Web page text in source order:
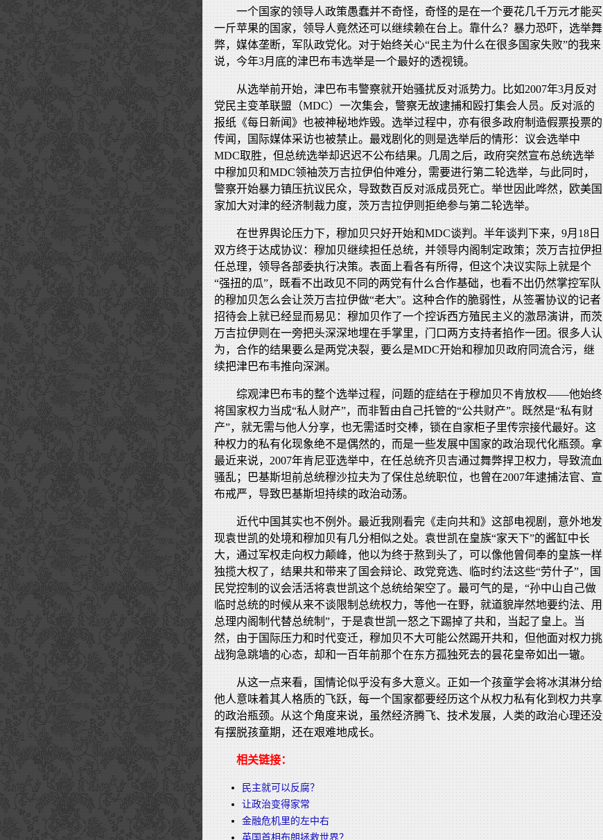
一个国家的领导人政策愚蠢并不奇怪，奇怪的是在一个要花几千万元才能买
一斤苹果的国家，领导人竟然还可以继续赖在台上。靠什么？暴力恐吓，选举舞
弊，媒体垄断，军队政党化。对于始终关心“民主为什么在很多国家失败”的我来
说，今年3月底的津巴布韦选举是一个最好的透视镜。
从选举前开始，津巴布韦警察就开始骚扰反对派势力。比如2007年3月反对
党民主变革联盟（MDC）一次集会，警察无故逮捕和殴打集会人员。反对派的
报纸《每日新闻》也被神秘地炸毁。选举过程中，亦有很多政府制造假票投票的
传闻，国际媒体采访也被禁止。最戏剧化的则是选举后的情形：议会选举中
MDC取胜，但总统选举却迟迟不公布结果。几周之后，政府突然宣布总统选举
中穆加贝和MDC领袖茨万吉拉伊伯仲难分，需要进行第二轮选举，与此同时，
警察开始暴力镇压抗议民众，导致数百反对派成员死亡。举世因此哗然，欧美国
家加大对津的经济制裁力度，茨万吉拉伊则拒绝参与第二轮选举。
在世界舆论压力下，穆加贝只好开始和MDC谈判。半年谈判下来，9月18日
双方终于达成协议：穆加贝继续担任总统，并领导内阁制定政策；茨万吉拉伊担
任总理，领导各部委执行决策。表面上看各有所得，但这个决议实际上就是个
“强扭的瓜”，既看不出政见不同的两党有什么合作基础，也看不出仍然掌控军队
的穆加贝怎么会让茨万吉拉伊做“老大”。这种合作的脆弱性，从签署协议的记者
招待会上就已经显而易见：穆加贝作了一个控诉西方殖民主义的激昂演讲，而茨
万吉拉伊则在一旁把头深深地埋在手掌里，门口两方支持者掐作一团。很多人认
为，合作的结果要么是两党决裂，要么是MDC开始和穆加贝政府同流合污，继
续把津巴布韦推向深渊。
综观津巴布韦的整个选举过程，问题的症结在于穆加贝不肯放权——他始终
将国家权力当成“私人财产”，而非暂由自己托管的“公共财产”。既然是“私有财
产”，就无需与他人分享，也无需适时交棒，锁在自家柜子里传宗接代最好。这
种权力的私有化现象绝不是偶然的，而是一些发展中国家的政治现代化瓶颈。拿
最近来说，2007年肯尼亚选举中，在任总统齐贝吉通过舞弊捍卫权力，导致流血
骚乱；巴基斯坦前总统穆沙拉夫为了保住总统职位，也曾在2007年逮捕法官、宣
布戒严，导致巴基斯坦持续的政治动荡。
近代中国其实也不例外。最近我刚看完《走向共和》这部电视剧，意外地发
现袁世凯的处境和穆加贝有几分相似之处。袁世凯在皇族“家天下”的酱缸中长
大，通过军权走向权力颠峰，他以为终于熬到头了，可以像他曾伺奉的皇族一样
独揽大权了，结果共和带来了国会辩论、政党竞选、临时约法这些“劳什子”，国
民党控制的议会活活将袁世凯这个总统给架空了。最可气的是，“孙中山自己做
临时总统的时候从来不谈限制总统权力，等他一在野，就道貌岸然地要约法、用
总理内阁制代替总统制”，于是袁世凯一怒之下踢掉了共和，当起了皇上。当
然，由于国际压力和时代变迁，穆加贝不大可能公然踢开共和，但他面对权力挑
战狗急跳墙的心态，却和一百年前那个在东方孤独死去的昙花皇帝如出一辙。
从这一点来看，国情论似乎没有多大意义。正如一个孩童学会将冰淇淋分给
他人意味着其人格质的飞跃，每一个国家都要经历这个从权力私有化到权力共享
的政治瓶颈。从这个角度来说，虽然经济腾飞、技术发展，人类的政治心理还没
有摆脱孩童期，还在艰难地成长。
相关链接：
民主就可以反腐？
让政治变得家常
金融危机里的左中右
英国首相布朗拯救世界？